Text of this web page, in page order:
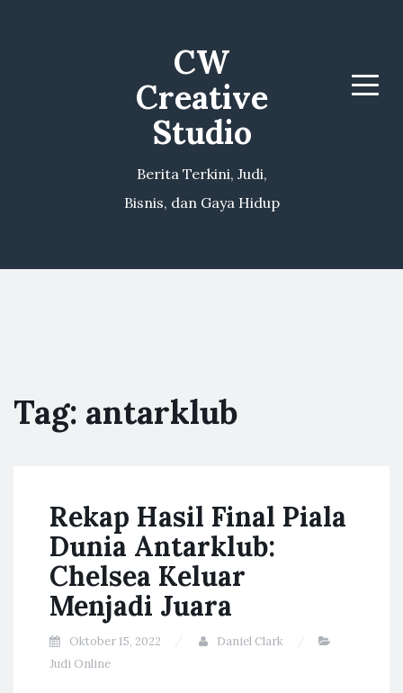
CW
Creative
Studio
Berita Terkini, Judi,
Bisnis, dan Gaya Hidup
Menu
Tag: antarklub
Rekap Hasil Final Piala
Dunia Antarklub:
Chelsea Keluar
Menjadi Juara
Oktober 15, 2022
Daniel Clark
Judi Online